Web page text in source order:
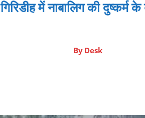
गिरिडीह में नाबालिग की
By Desk